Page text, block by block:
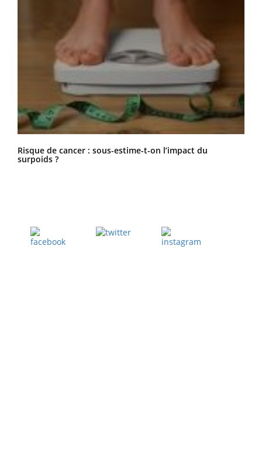
Risque de cancer : sous-estime-t-on l’impact du
surpoids ?